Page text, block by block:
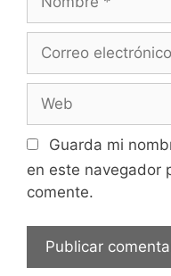
electrónico
Guarda mi
en este navegador
comente.